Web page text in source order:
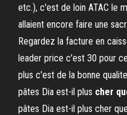
etc.), c'est de loin ATAC le
allaient encore faire une
Regardez la facture en
leader price c'est 30 pour
plus c'est de la bonne
pâtes Dia est-il plus cher
pâtes Dia est-il plus cher